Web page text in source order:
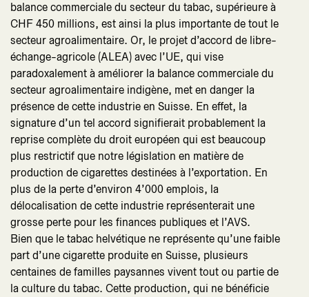
balance commerciale du secteur du tabac, supérieure à
CHF 450 millions, est ainsi la plus importante de tout le
secteur agroalimentaire. Or, le projet d’accord de libre-
échange-agricole (ALEA) avec l’UE, qui vise
paradoxalement à améliorer la balance commerciale du
secteur agroalimentaire indigène, met en danger la
présence de cette industrie en Suisse. En effet, la
signature d’un tel accord signifierait probablement la
reprise complète du droit européen qui est beaucoup
plus restrictif que notre législation en matière de
production de cigarettes destinées à l’exportation. En
plus de la perte d’environ 4’000 emplois, la
délocalisation de cette industrie représenterait une
grosse perte pour les finances publiques et l’AVS.
Bien que le tabac helvétique ne représente qu’une faible
part d’une cigarette produite en Suisse, plusieurs
centaines de familles paysannes vivent tout ou partie de
la culture du tabac. Cette production, qui ne bénéficie